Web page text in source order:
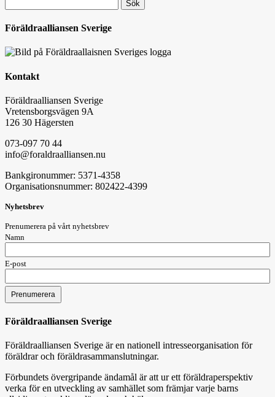
efter:
Föräldraalliansen Sverige
Kontakt
Föräldraalliansen Sverige
Vretensborgsvägen 9A
126 30 Hägersten
073-097 70 44
info@foraldraalliansen.nu
Bankgironummer: 5371-4358
Organisationsnummer: 802422-4399
Nyhetsbrev
Prenumerera på vårt nyhetsbrev
Namn
E-post
Föräldraalliansen Sverige
Föräldraalliansen Sverige är en nationell intresseorganisation för
föräldrar och föräldrasammanslutningar.
Förbundets övergripande ändamål är att ur ett föräldraperspektiv
verka för en utveckling av samhället som främjar varje barns